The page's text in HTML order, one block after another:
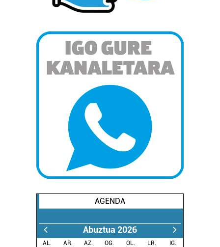
AGENDA
Abuztua 2026
AL. AR. AZ. OG. OL. LR.
IG.